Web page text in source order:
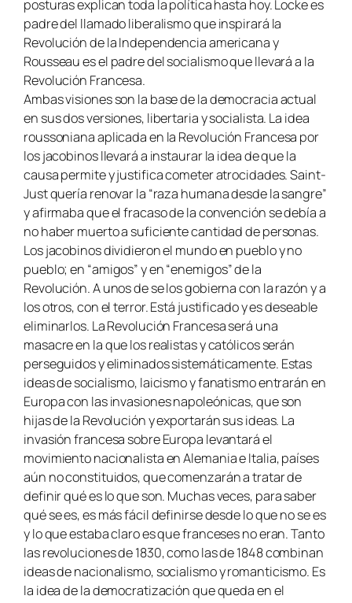
posturas explican toda la política hasta hoy. Locke es
padre del llamado liberalismo que inspirará la
Revolución de la Independencia americana y
Rousseau es el padre del socialismo que llevará a la
Revolución Francesa.
Ambas visiones son la base de la democracia actual
en sus dos versiones, libertaria y socialista. La idea
roussoniana aplicada en la Revolución Francesa por
los jacobinos llevará a instaurar la idea de que la
causa permite y justifica cometer atrocidades. Saint-
Just quería renovar la “raza humana desde la sangre”
y afirmaba que el fracaso de la convención se debía a
no haber muerto a suficiente cantidad de personas.
Los jacobinos dividieron el mundo en pueblo y no
pueblo; en “amigos” y en “enemigos” de la
Revolución. A unos de se los gobierna con la razón y a
los otros, con el terror. Está justificado y es deseable
eliminarlos. La Revolución Francesa será una
masacre en la que los realistas y católicos serán
perseguidos y eliminados sistemáticamente. Estas
ideas de socialismo, laicismo y fanatismo entrarán en
Europa con las invasiones napoleónicas, que son
hijas de la Revolución y exportarán sus ideas. La
invasión francesa sobre Europa levantará el
movimiento nacionalista en Alemania e Italia, países
aún no constituidos, que comenzarán a tratar de
definir qué es lo que son. Muchas veces, para saber
qué se es, es más fácil definirse desde lo que no se es
y lo que estaba claro es que franceses no eran. Tanto
las revoluciones de 1830, como las de 1848 combinan
ideas de nacionalismo, socialismo y romanticismo. Es
la idea de la democratización que queda en el